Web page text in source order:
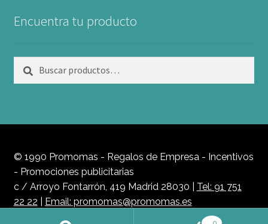
Encuentra tu producto
Buscar
Buscar
© 1990 Promomas - Regalos de Empresa - Incentivos
- Promociones publicitarias
c / Arroyo Fontarrón, 419 Madrid 28030 | Tel: 91 751
22 22
Email: promomas@promomas.es